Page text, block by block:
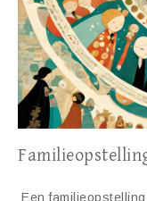
Een